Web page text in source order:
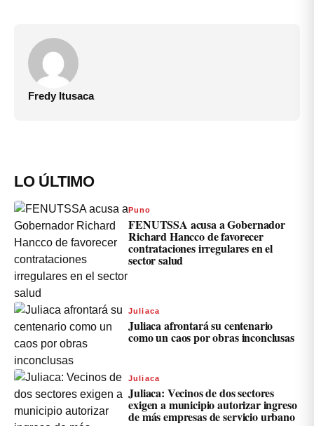
Fredy Itusaca
LO ÚLTIMO
Puno
FENUTSSA acusa a Gobernador
Richard Hancco de favorecer
contrataciones irregulares en el
sector salud
Juliaca
Juliaca afrontará su centenario
como un caos por obras inconclusas
Juliaca
Juliaca: Vecinos de dos sectores
exigen a municipio autorizar ingreso
de más empresas de servicio urbano